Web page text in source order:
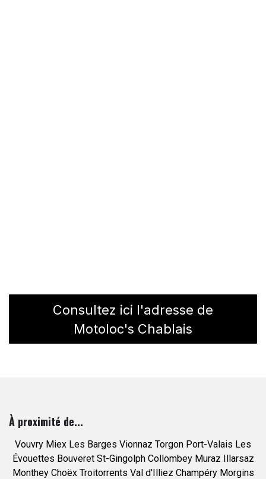
Consultez ici l'adresse de
Motoloc's Chablais
À proximité de...
Vouvry Miex Les Barges Vionnaz Torgon Port-Valais Les
Évouettes Bouveret St-Gingolph Collombey Muraz Illarsaz
Monthey Choëx Troitorrents Val d'Illiez Champéry Morgins